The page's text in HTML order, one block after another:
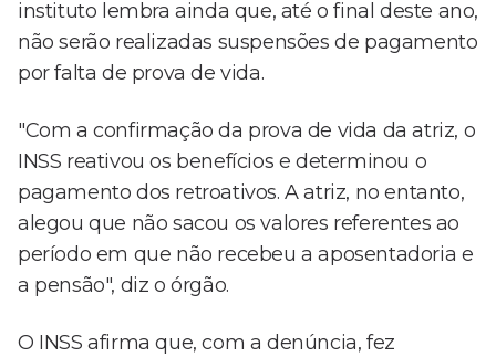
instituto lembra ainda que, até o final deste ano,
não serão realizadas suspensões de pagamento
por falta de prova de vida.
"Com a confirmação da prova de vida da atriz, o
INSS reativou os benefícios e determinou o
pagamento dos retroativos. A atriz, no entanto,
alegou que não sacou os valores referentes ao
período em que não recebeu a aposentadoria e
a pensão", diz o órgão.
O INSS afirma que, com a denúncia, fez